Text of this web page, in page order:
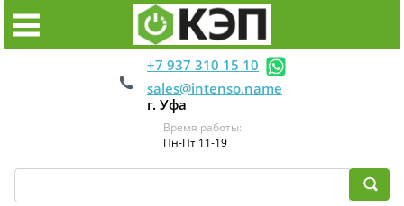
+7 937 310 15 10
sales@intenso.name
г. Уфа
Время работы:
Пн-Пт 11-19